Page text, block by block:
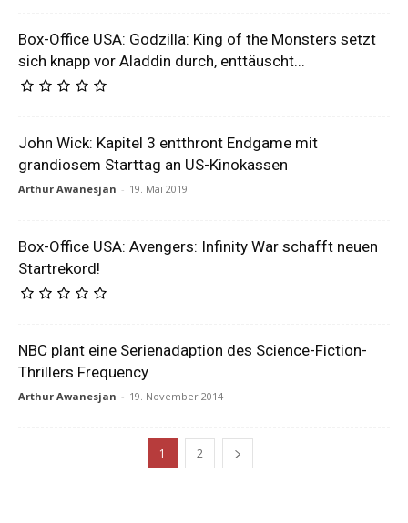
Box-Office USA: Godzilla: King of the Monsters setzt
sich knapp vor Aladdin durch, enttäuscht...
John Wick: Kapitel 3 entthront Endgame mit
grandiosem Starttag an US-Kinokassen
Arthur Awanesjan - 19. Mai 2019
Box-Office USA: Avengers: Infinity War schafft neuen
Startrekord!
NBC plant eine Serienadaption des Science-Fiction-
Thrillers Frequency
Arthur Awanesjan - 19. November 2014
1 2